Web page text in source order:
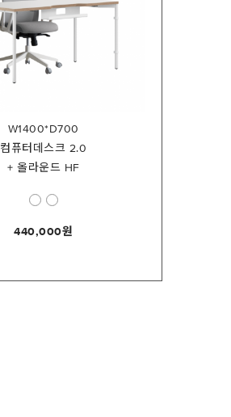
W1400*D700
컴퓨터데스크 2.0
+ 올라운드 HF
440,000